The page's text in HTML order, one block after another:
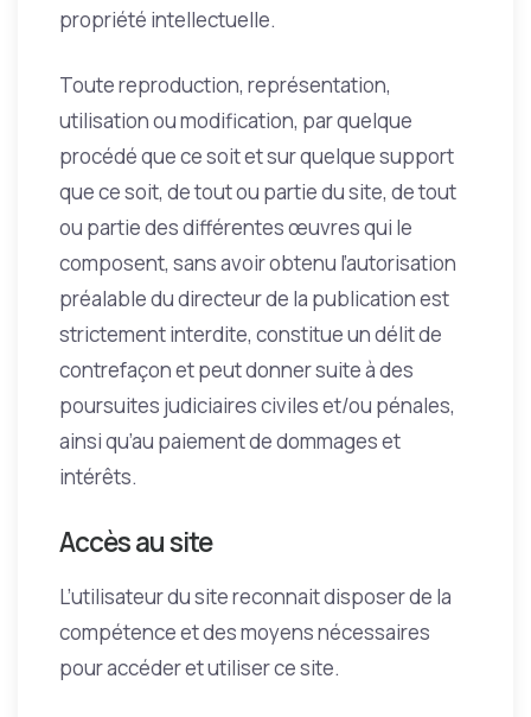
propriété intellectuelle.
Toute reproduction, représentation,
utilisation ou modification, par quelque
procédé que ce soit et sur quelque support
que ce soit, de tout ou partie du site, de tout
ou partie des différentes œuvres qui le
composent, sans avoir obtenu l’autorisation
préalable du directeur de la publication est
strictement interdite, constitue un délit de
contrefaçon et peut donner suite à des
poursuites judiciaires civiles et/ou pénales,
ainsi qu’au paiement de dommages et
intérêts.
Accès au site
L’utilisateur du site reconnait disposer de la
compétence et des moyens nécessaires
pour accéder et utiliser ce site.